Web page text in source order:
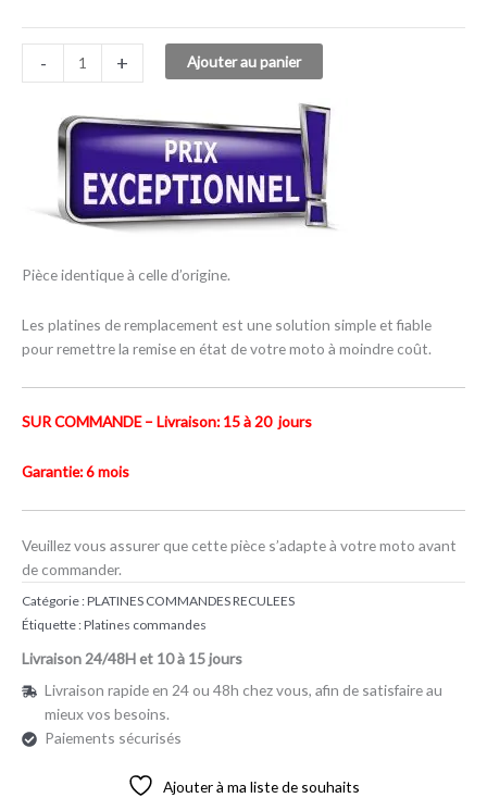
- + Ajouter au panier
Pièce identique à celle d’origine.
Les platines de remplacement est une solution simple et fiable
pour remettre la remise en état de votre moto à moindre coût.
SUR COMMANDE – Livraison: 15 à 20 jours
Garantie: 6 mois
Veuillez vous assurer que cette pièce s’adapte à votre moto avant
de commander.
Catégorie :PLATINES COMMANDES RECULEES
Étiquette :Platines commandes
Livraison 24/48H et 10 à 15 jours
Livraison rapide en 24 ou 48h chez vous, afin de satisfaire au
mieux vos besoins.
Paiements sécurisés
Ajouter à ma liste de souhaits